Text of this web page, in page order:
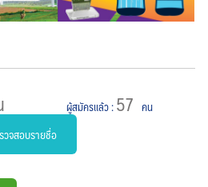
ผู้สมัครแล้ว:57 คน
วจสอบรายชื่อ